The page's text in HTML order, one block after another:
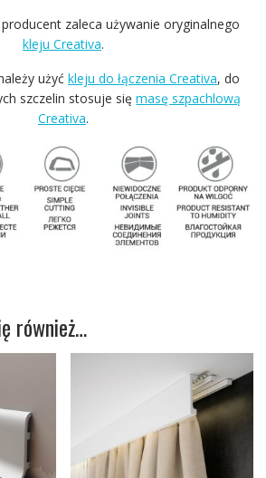
zaleca używanie oryginalnego
kleju Creativa.
użyć kleju do łączenia Creativa, do
szczelin stosuje sięmasę szpachlową
Creativa.
również…